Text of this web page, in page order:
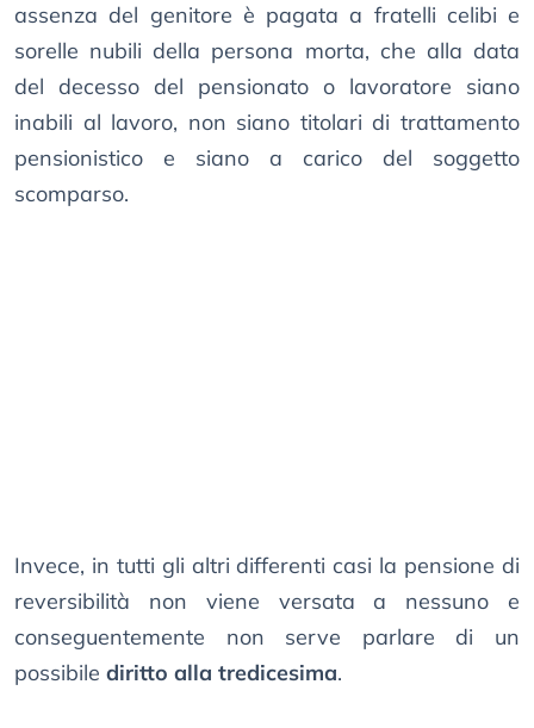
assenza del genitore è pagata a fratelli celibi e
sorelle nubili della persona morta, che alla data
del decesso del pensionato o lavoratore siano
inabili al lavoro, non siano titolari di trattamento
pensionistico e siano a carico del soggetto
scomparso.
Invece, in tutti gli altri differenti casi la pensione di
reversibilità non viene versata a nessuno e
conseguentemente non serve parlare di un
possibile diritto alla tredicesima.